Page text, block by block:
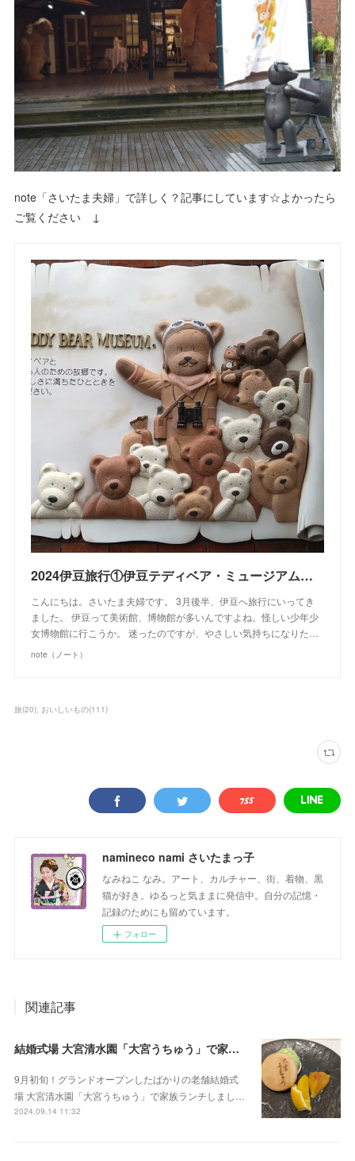
note「さいたま夫婦」で詳しく？記事にしています☆よかったら
ご覧ください ↓
2024伊豆旅行①伊豆テディベア・ミュージアム｜さいたま夫婦(アートや食、地域など)
こんにちは。さいたま夫婦です。 3月後半、伊豆へ旅行にいってき
ました。 伊豆って美術館、博物館が多いんですよね。怪しい少年少
女博物館に行こうか。 迷ったのですが、やさしい気持ちになりた…
note（ノート）
旅(20) おいしいもの(111)
namineco nami さいたまっ子
なみねこ なみ。アート、カルチャー、街、着物、黒
猫が好き。ゆるっと気ままに発信中。自分の記憶・
記録のためにも留めています。
フォロー
関連記事
結婚式場 大宮清水園「大宮うちゅう」で家族ランチ☆武蔵一宮氷川神社へ参拝
9月初旬！グランドオープンしたばかりの老舗結婚式
場 大宮清水園「大宮うちゅう」で家族ランチしまし…
2024.09.14 11:32